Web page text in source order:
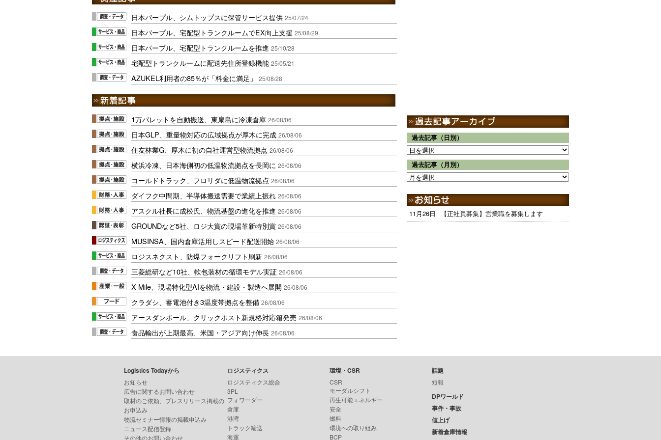
日本パープル、シムトップスに保管サービス提供 25/07/24
日本パープル、宅配型トランクルームでEX向上支援 25/08/29
日本パープル、宅配型トランクルームを推進 25/10/28
宅配型トランクルームに配送先住所登録機能 25/05/21
AZUKEL利用者の85％が「料金に満足」 25/08/28
1万パレットを自動搬送、東扇島に冷凍倉庫 26/08/06
日本GLP、重量物対応の広域拠点が厚木に完成 26/08/06
住友林業G、厚木に初の自社運営型物流拠点 26/08/06
横浜冷凍、日本海側初の低温物流拠点を長岡に 26/08/06
コールドトラック、フロリダに低温物流拠点 26/08/06
ダイフク中間期、半導体搬送需要で業績上振れ 26/08/06
アスクル社長に成松氏、物流基盤の進化を推進 26/08/06
GROUNDなど5社、ロジ大賞の現場革新特別賞 26/08/06
MUSINSA、国内倉庫活用しスピード配送開始 26/08/06
ロジスネクスト、防爆フォークリフト刷新 26/08/06
三菱総研など10社、軟包装材の循環モデル実証 26/08/06
X Mile、現場特化型AIを物流・建設・製造へ展開 26/08/06
クラダシ、蓄電池付き3温度帯拠点を整備 26/08/06
アースダンボール、クリックポスト新規格対応箱発売 26/08/06
食品輸出が上期最高、米国・アジア向け伸長 26/08/06
過去記事（日別）
過去記事（月別）
11月26日 【正社員募集】営業職を募集します
Logistics Todayから
お知らせ
広告に関するお問い合わせ
取材のご依頼、プレスリリース掲載の
お申込み
物流セミナー情報の掲載申込み
ニュース配信登録
その他のお問い合わせ
ロジスティクス
ロジスティクス総合
3PL
フォワーダー
倉庫
港湾
トラック輸送
海運
環境・CSR
CSR
モーダルシフト
再生可能エネルギー
安全
燃料
環境への取り組み
BCP
話題
短報
DPワールド
事件・事故
値上げ
新着倉庫情報